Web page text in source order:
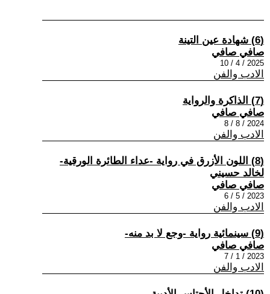
(6) شهادة عين التينة
صافي صافي
2025 / 4 / 10
الادب والفن
(7) الذاكرة والرواية
صافي صافي
2024 / 8 / 8
الادب والفن
(8) اللون الأزرق في رواية -عداء الطائرة الورقية-
لخالد حسيني
صافي صافي
2023 / 5 / 6
الادب والفن
(9) سينمائية رواية -وجع لا بد منه-
صافي صافي
2023 / 1 / 7
الادب والفن